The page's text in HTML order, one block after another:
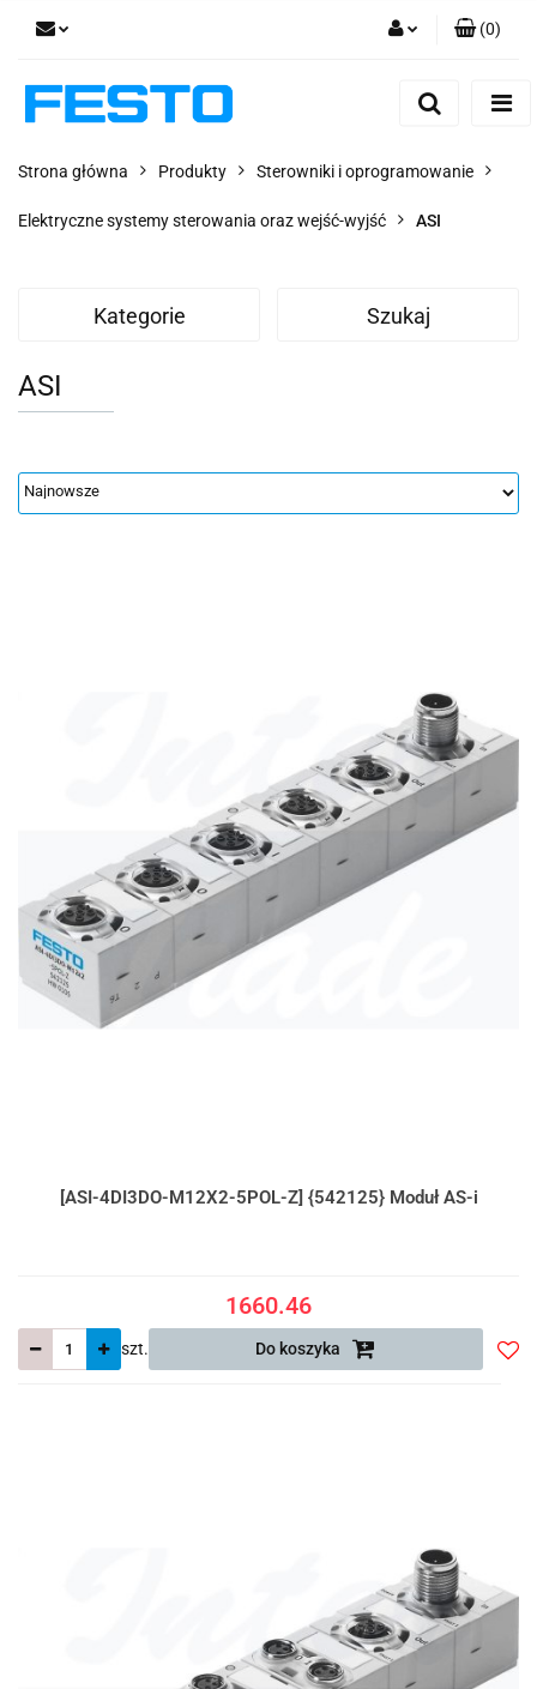
Dodaj zgłoszenie
(0)
Strona główna Produkty Sterowniki i oprogramowanie
Elektryczne systemy sterowania oraz wejść-wyjść ASI
Kategorie Szukaj
ASI
[ASI-4DI3DO-M12X2-5POL-Z] {542125} Moduł AS-i
1660.46
szt. Do koszyka